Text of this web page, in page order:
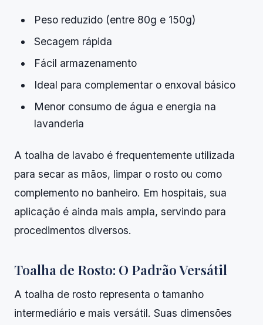
Peso reduzido (entre 80g e 150g)
Secagem rápida
Fácil armazenamento
Ideal para complementar o enxoval básico
Menor consumo de água e energia na
lavanderia
A toalha de lavabo é frequentemente utilizada
para secar as mãos, limpar o rosto ou como
complemento no banheiro. Em hospitais, sua
aplicação é ainda mais ampla, servindo para
procedimentos diversos.
Toalha de Rosto: O Padrão Versátil
A toalha de rosto representa o tamanho
intermediário e mais versátil. Suas dimensões